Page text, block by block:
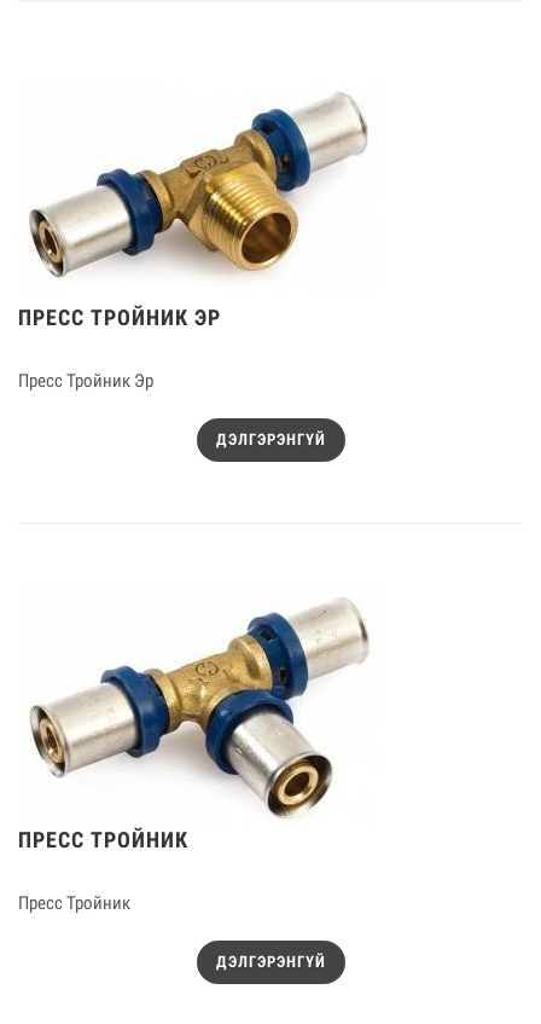
ПРЕСС ТРОЙНИК ЭР
Пресс Тройник Эр
ДЭЛГЭРЭНГҮЙ
ПРЕСС ТРОЙНИК
Пресс Тройник
ДЭЛГЭРЭНГҮЙ